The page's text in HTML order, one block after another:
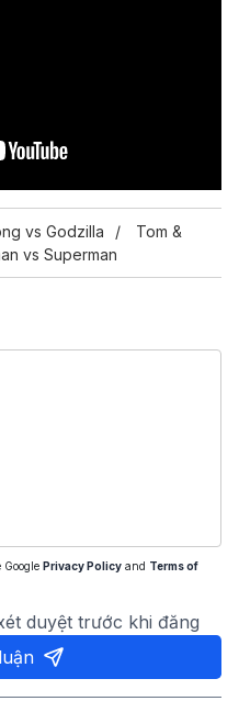
vs Godzilla
Tom &
vs Superman
Privacy Policy and Terms of
duyệt trước khi đăng